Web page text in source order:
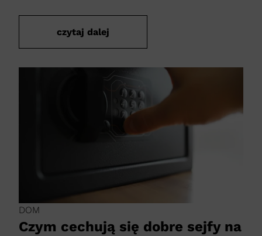
czytaj dalej
DOM
Czym cechują się dobre sejfy na